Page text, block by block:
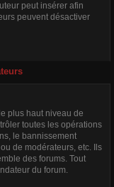
peut insérer afin
peuvent désactiver
plus haut niveau de
toutes les opérations
le bannissement
de modérateurs, etc. Ils
des forums. Tout
du forum.